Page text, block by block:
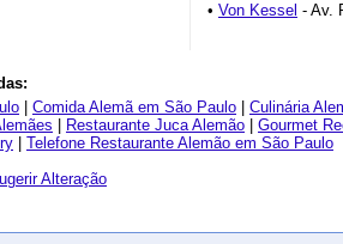
• Von Kessel - Av.
Comida Alemã em São Paulo
Culinária
Restaurante Juca Alemão
Gourmet
Telefone Restaurante Alemão em São Paulo
Alteração